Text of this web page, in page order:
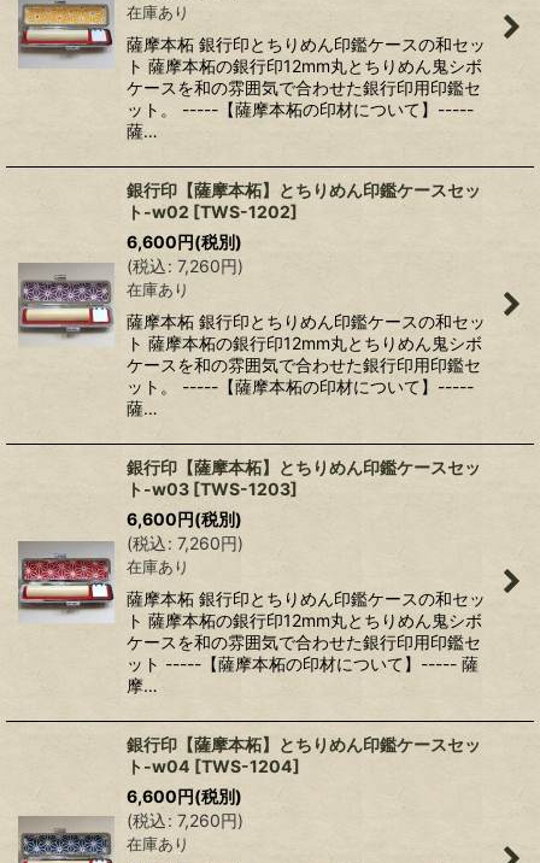
在庫あり
薩摩本柘 銀行印とちりめん印鑑ケースの和セッ
ト 薩摩本柘の銀行印12mm丸とちりめん鬼シボ
ケースを和の雰囲気で合わせた銀行印用印鑑セ
ット。 -----【薩摩本柘の印材について】-----
薩…
銀行印【薩摩本柘】とちりめん印鑑ケースセッ
ト-w02 [TWS-1202]
6,600円(税別)
(税込: 7,260円)
在庫あり
薩摩本柘 銀行印とちりめん印鑑ケースの和セッ
ト 薩摩本柘の銀行印12mm丸とちりめん鬼シボ
ケースを和の雰囲気で合わせた銀行印用印鑑セ
ット。 -----【薩摩本柘の印材について】-----
薩…
銀行印【薩摩本柘】とちりめん印鑑ケースセッ
ト-w03 [TWS-1203]
6,600円(税別)
(税込: 7,260円)
在庫あり
薩摩本柘 銀行印とちりめん印鑑ケースの和セッ
ト 薩摩本柘の銀行印12mm丸とちりめん鬼シボ
ケースを和の雰囲気で合わせた銀行印用印鑑セ
ット -----【薩摩本柘の印材について】----- 薩
摩…
銀行印【薩摩本柘】とちりめん印鑑ケースセッ
ト-w04 [TWS-1204]
6,600円(税別)
(税込: 7,260円)
在庫あり